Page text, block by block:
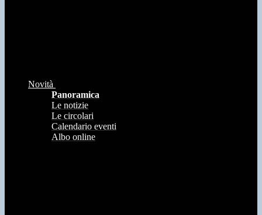
Novità
Panoramica
Le notizie
Le circolari
Calendario eventi
Albo online